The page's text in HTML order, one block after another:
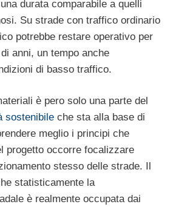
durata comparabile a quelli
Su strade con traffico ordinario
potrebbe restare operativo per
anni, un tempo anche
di basso traffico.
è pero solo una parte del
sostenibile che sta alla base di
meglio i principi che
progetto occorre focalizzare
stesso delle strade. Il
statisticamente la
è realmente occupata dai